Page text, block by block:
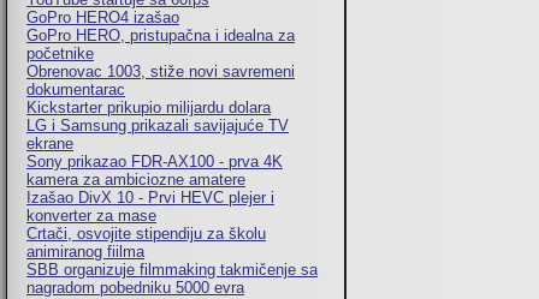
GoPro HERO4 izašao
GoPro HERO, pristupačna i idealna za
početnike
Obrenovac 1003, stiže novi savremeni
dokumentarac
Kickstarter prikupio milijardu dolara
LG i Samsung prikazali savijajuće TV
ekrane
Sony prikazao FDR-AX100 - prva 4K
kamera za ambiciozne amatere
Izašao DivX 10 - Prvi HEVC plejer i
konverter za mase
Crtači, osvojite stipendiju za školu
animiranog fiilma
SBB organizuje filmmaking takmičenje sa
nagradom pobedniku 5000 evra